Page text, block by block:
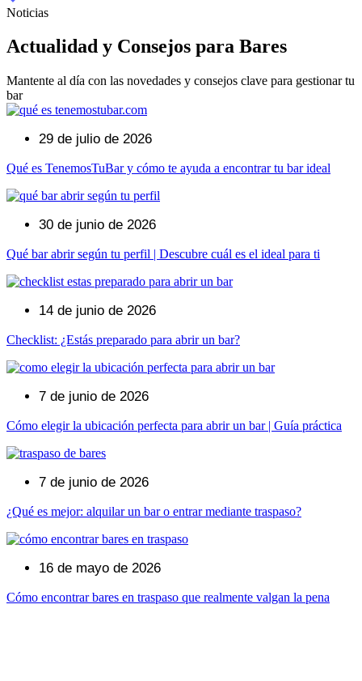
Noticias
Actualidad y Consejos para Bares​
Mantente al día con las novedades y consejos clave para gestionar tu
bar
29 de julio de 2026
Qué es TenemosTuBar y cómo te ayuda a encontrar tu bar ideal
30 de junio de 2026
Qué bar abrir según tu perfil | Descubre cuál es el ideal para ti
14 de junio de 2026
Checklist: ¿Estás preparado para abrir un bar?
7 de junio de 2026
Cómo elegir la ubicación perfecta para abrir un bar | Guía práctica
7 de junio de 2026
¿Qué es mejor: alquilar un bar o entrar mediante traspaso?
16 de mayo de 2026
Cómo encontrar bares en traspaso que realmente valgan la pena